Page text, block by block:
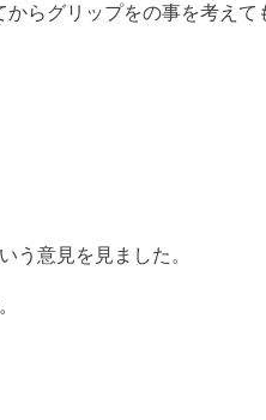
らグリップをの事を考えて
う意見を見ました。